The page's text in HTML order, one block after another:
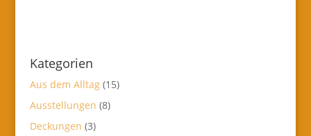
Kategorien
Aus dem Alltag(15)
Ausstellungen (8)
Deckungen (3)